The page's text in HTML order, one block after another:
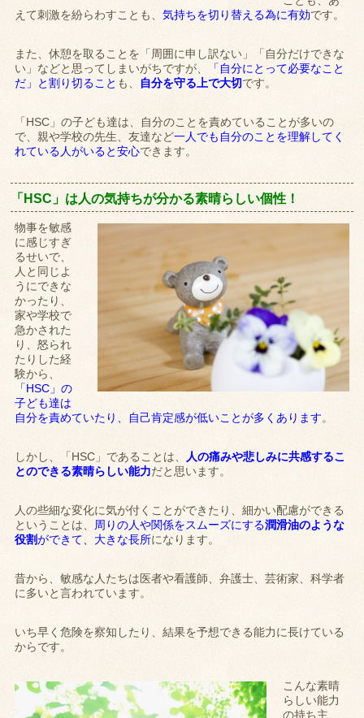
えて刺激を紛らわすことも、気持ちを切り替える為に有効です。
また、休憩を取ることを「周囲に申し訳ない」「自分だけできな
い」などと思ってしまいがちですが、
「自分にとって必要なこと
だ」と割り切ること も、 自分を守る上で大切です。
「HSC」の子ども達は、自分のことを責めていることが多いの
で、親や学校の先生、友達など一人でも自分のことを理解してく
れている人がいると安心できます。
「HSC」 は人の気持ちが分かる素晴らしい個性！
物事を敏感
に感じすぎ
るせいで、
人と同じよ
うにできな
かったり、
家や学校で
急かされた
り、怒られ
たりした経
験から、
「HSC」の
子ども達は
自分を責めていたり、自己肯定感が低いことが多くあります。
しかし、「HSC」であることは、 人の痛みや悲しみに共感するこ
とのできる素晴らしい能力だと思います。
人の些細な変化に気が付くことができたり、細かい配慮ができる
ということは、 周りの人や関係をスムーズにする潤滑油のような
役割ができて、大きな長所になります。
昔から、敏感な人たちは医者や看護師、弁護士、芸術家、科学者
に多いと言われています。
いち早く危険を察知したり、結果を予想できる能力に長けている
からです。
こんな素晴
らしい能力
の持ち主